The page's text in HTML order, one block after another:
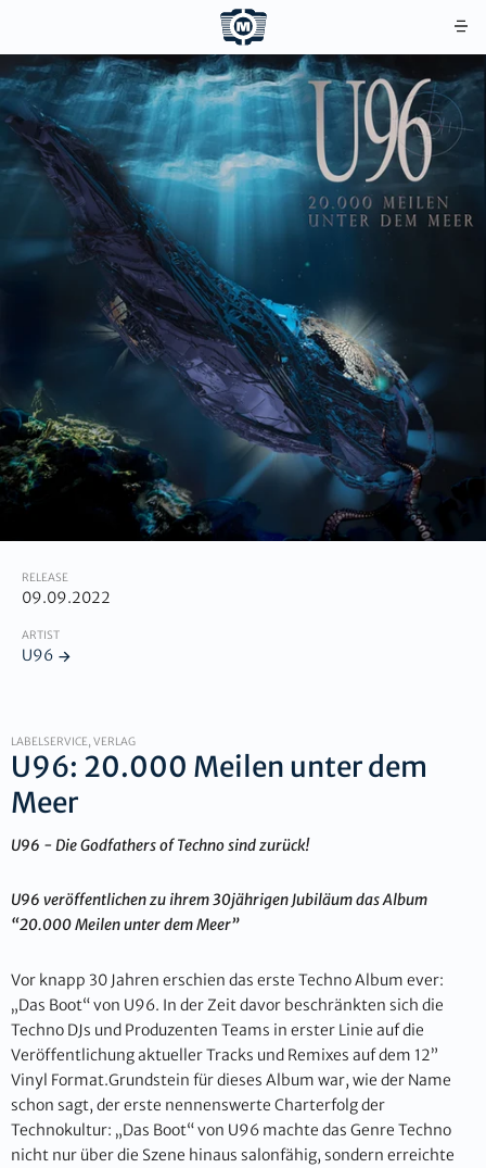
RELEASE
09.09.2022
ARTIST
U96
LABELSERVICE, VERLAG
U96: 20.000 Meilen unter dem
Meer
U96 - Die Godfathers of Techno sind zurück!
U96 veröffentlichen zu ihrem 30jährigen Jubiläum das Album
“20.000 Meilen unter dem Meer”
Vor knapp 30 Jahren erschien das erste Techno Album ever:
„Das Boot“ von U96. In der Zeit davor beschränkten sich die
Techno DJs und Produzenten Teams in erster Linie auf die
Veröffentlichung aktueller Tracks und Remixes auf dem 12”
Vinyl Format.Grundstein für dieses Album war, wie der Name
schon sagt, der erste nennenswerte Charterfolg der
Technokultur: „Das Boot“ von U96 machte das Genre Techno
nicht nur über die Szene hinaus salonfähig, sondern erreichte